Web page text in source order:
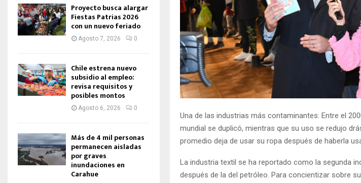
Una de las industrias más contaminantes: Entre el
mundial se duplicó, mientras que su uso se redujo
promedio deja de usar su ropa después de haberla
La industria textil se ha reportado como la segunda
después de la del petróleo. Para concientizar sobre
Proyecto busca alargar
Fiestas Patrias 2026
con un nuevo feriado
Agosto 7, 2026 0
Chile estrena nuevo
subsidio al empleo:
revisa requisitos y
posibles montos
Agosto 6, 2026 0
Más de 4 mil personas
permanecen aisladas
por graves
inundaciones en
Carahue